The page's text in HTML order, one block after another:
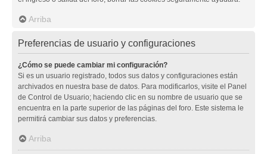
Arriba
Preferencias de usuario y configuraciones
¿Cómo se puede cambiar mi configuración?
Si es un usuario registrado, todos sus datos y configuraciones están
archivados en nuestra base de datos. Para modificarlos, visite el Panel
de Control de Usuario; haciendo clic en su nombre de usuario que se
encuentra en la parte superior de las páginas del foro. Este sistema le
permitirá cambiar sus datos y preferencias.
Arriba